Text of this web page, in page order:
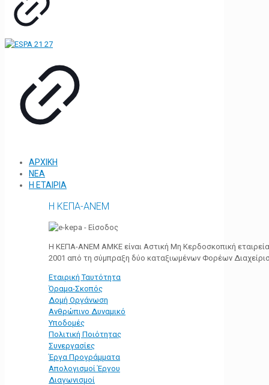
ΑΡΧΙΚΗ
ΝΕΑ
Η ΕΤΑΙΡΙΑ
Η ΚΕΠΑ-ΑΝΕΜ
Η ΚΕΠΑ-ΑΝΕΜ ΑΜΚΕ είναι Αστική Μη Κερδοσκοπική
2001 από τη σύμπραξη δύο καταξιωμένων Φορέων
Εταιρική Ταυτότητα
Όραμα-Σκοπός
Δομή Οργάνωση
Ανθρώπινο Δυναμικό
Υποδομές
Πολιτική Ποιότητας
Συνεργασίες
Έργα Προγράμματα
Απολογισμοί Έργου
Διαγωνισμοί